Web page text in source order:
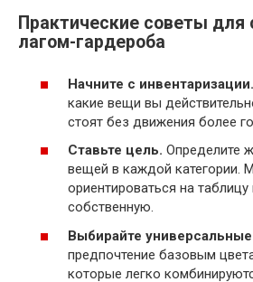
Практические советы для
лагом-гардероба
Начните с инвентаризации.
какие вещи вы
стоят без движения более
Ставьте цель. Определите
вещей в каждой категории.
ориентироваться на
собственную.
Выбирайте
предпочтение базовым
которые легко